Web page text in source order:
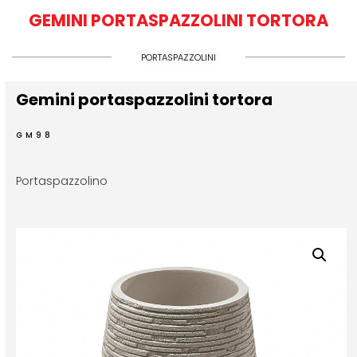
GEMINI PORTASPAZZOLINI TORTORA
PORTASPAZZOLINI
Gemini portaspazzolini tortora
GM98
Portaspazzolino